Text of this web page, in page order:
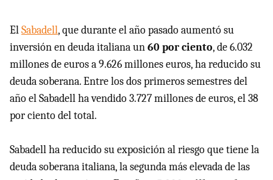
ElSabadell, que durante el año pasado aumentó su
inversión en deuda italiana un60 por ciento, de 6.032
millones de euros a 9.626 millones euros, ha reducido su
deuda soberana. Entre los dos primeros semestres del
año el Sabadell ha vendido 3.727 millones de euros, el 38
por ciento del total.
Sabadell ha reducido su exposición al riesgo que tiene la
deuda soberana italiana, la segunda más elevada de las